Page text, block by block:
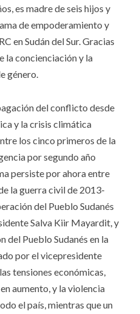
es madre de seis hijos y
de empoderamiento y
en Sudán del Sur. Gracias
la concienciación y la
género.
del conflicto desde
y la crisis climática
los cinco primeros de la
por segundo año
persiste por ahora entre
la guerra civil de 2013-
del Pueblo Sudanés
Salva Kiir Mayardit, y
Pueblo Sudanés en la
por el vicepresidente
tensiones económicas,
aumento, y la violencia
el país, mientras que un